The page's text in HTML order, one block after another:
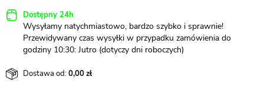
Dostępny 24h
Wysyłamy natychmiastowo, bardzo szybko i sprawnie!
Przewidywany czas wysyłki w przypadku zamówienia do
godziny 10:30: Jutro (dotyczy dni roboczych)
Dostawa od:0,00